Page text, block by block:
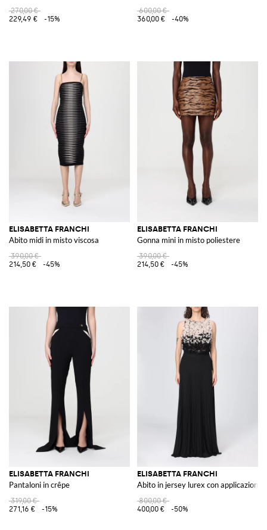
270,00 €
229,49 €
-15%
600,00 €
360,00 €
-40%
ELISABETTA FRANCHI
Abito midi in misto viscosa
390,00 €
214,50 €
-45%
ELISABETTA FRANCHI
Gonna mini in misto poliestere
390,00 €
214,50 €
-45%
ELISABETTA FRANCHI
Pantaloni in crêpe
319,00 €
271,16 €
-15%
ELISABETTA FRANCHI
Abito in jersey lurex con applicazioni
800,00 €
400,00 €
-50%